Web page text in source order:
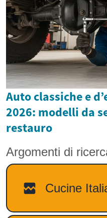
Auto classiche e
2026: modelli da
restauro